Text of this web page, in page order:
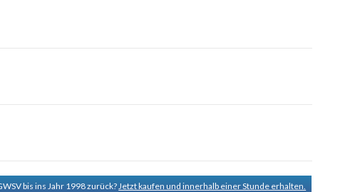
bis ins Jahr 1998 zurück?Jetzt kaufen und innerhalb einer Stunde erhalten.